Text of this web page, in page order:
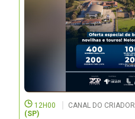
12H00 CANAL DO CRIADOR
(SP)